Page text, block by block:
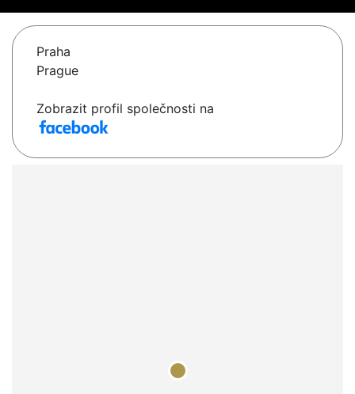
Praha
Prague
Zobrazit profil společnosti na